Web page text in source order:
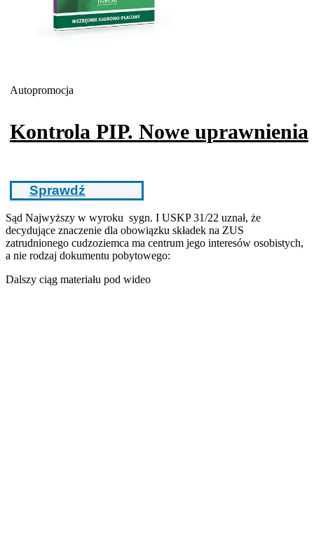
Autopromocja
Kontrola PIP. Nowe uprawnienia
Sprawdź
Sąd Najwyższy w wyroku sygn. I USKP 31/22 uznał, że
decydujące znaczenie dla obowiązku składek na ZUS
zatrudnionego cudzoziemca ma centrum jego interesów osobistych,
a nie rodzaj dokumentu pobytowego:
Dalszy ciąg materiału pod wideo